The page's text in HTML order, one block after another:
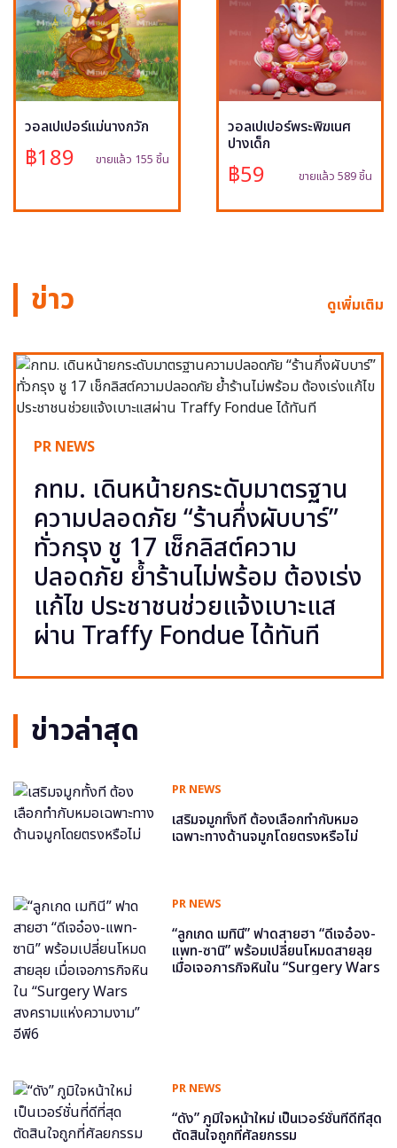
วอลเปเปอร์แม่นางกวัก
฿189 ขายแล้ว 155 ชิ้น
วอลเปเปอร์พระพิฆเนศ
ปางเด็ก
฿59 ขายแล้ว 589 ชิ้น
ข่าว ดูเพิ่มเติม
PR NEWS
กทม. เดินหน้ายกระดับมาตรฐาน
ความปลอดภัย “ร้านกึ่งผับบาร์”
ทั่วกรุง ชู 17 เช็กลิสต์ความ
ปลอดภัย ย้ำร้านไม่พร้อม ต้องเร่ง
แก้ไข ประชาชนช่วยแจ้งเบาะแส
ผ่าน Traffy Fondue ได้ทันที
ข่าวล่าสุด
PR NEWS
เสริมจมูกทั้งที ต้องเลือกทำกับหมอ
เฉพาะทางด้านจมูกโดยตรงหรือไม่
PR NEWS
“ลูกเกด เมทินี” ฟาดสายฮา “ดีเจอ๋อง-
แพท-ซานิ” พร้อมเปลี่ยนโหมดสายลุย
เมื่อเจอภารกิจหินใน “Surgery Wars
PR NEWS
“ดัง” ภูมิใจหน้าใหม่ เป็นเวอร์ชั่นที่ดีที่สุด
ตัดสินใจถูกที่ศัลยกรรม